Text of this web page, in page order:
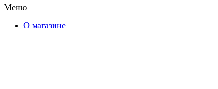
Меню
О магазине